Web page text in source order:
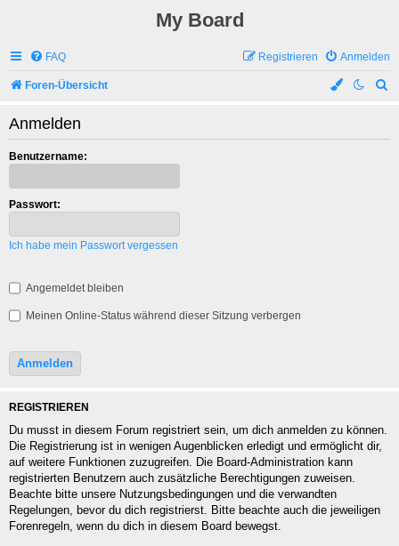
My Board
FAQ Anmelden
Registrieren
Foren-Übersicht
Anmelden
Benutzername:
Passwort:
Ich habe mein Passwort vergessen
Angemeldet bleiben
Meinen Online-Status während dieser Sitzung verbergen
REGISTRIEREN
Du musst in diesem Forum registriert sein, um dich anmelden zu können.
Die Registrierung ist in wenigen Augenblicken erledigt und ermöglicht dir,
auf weitere Funktionen zuzugreifen. Die Board-Administration kann
registrierten Benutzern auch zusätzliche Berechtigungen zuweisen.
Beachte bitte unsere Nutzungsbedingungen und die verwandten
Regelungen, bevor du dich registrierst. Bitte beachte auch die jeweiligen
Forenregeln, wenn du dich in diesem Board bewegst.